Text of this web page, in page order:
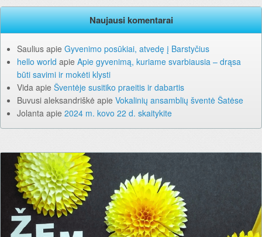
Naujausi komentarai
Saulius apie Gyvenimo posūkiai, atvedę į Barstyčius
hello world apie Apie gyvenimą, kuriame svarbiausia – drąsa
būti savimi ir mokėti klysti
Vida apie Šventėje susitiko praeitis ir dabartis
Buvusi aleksandriškė apie Vokalinių ansamblių šventė Šatėse
Jolanta apie 2024 m. kovo 22 d. skaitykite